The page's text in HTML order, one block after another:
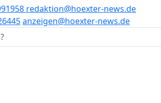
redaktion@hoexter-news.de
anzeigen@hoexter-news.de